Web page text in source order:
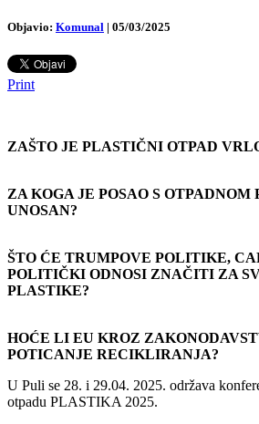
Objavio: Komunal | 05/03/2025
Print
ZAŠTO JE PLASTIČNI OTPAD
ZA KOGA JE POSAO S
UNOSAN?
ŠTO ĆE TRUMPOVE POLITIKE,
POLITIČKI ODNOSI ZNAČITI ZA
PLASTIKE?
HOĆE LI EU KROZ
POTICANJE RECIKLIRANJA?
U Puli se 28. i 29.04. 2025. održava
otpadu PLASTIKA 2025.